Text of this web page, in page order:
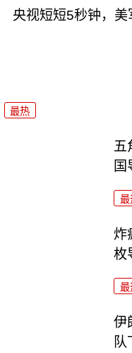
央视短短5秒钟，
最热
五
国
最
炸
枚
最
伊
队